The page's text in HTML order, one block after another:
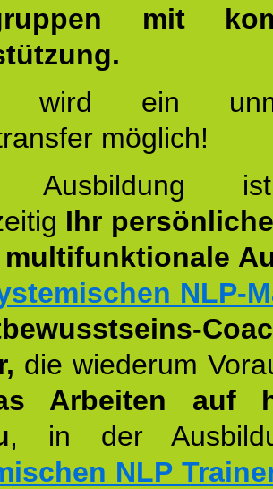
mit
wird ein
möglich!
Ausbildung
Ihr
multifunktionale
NLP-
die wiederum
Arbeiten auf
, in der
NLP